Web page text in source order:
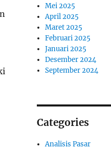
Mei 2025
April 2025
Maret 2025
Februari 2025
Januari 2025
Desember 2024
September 2024
Categories
Analisis Pasar